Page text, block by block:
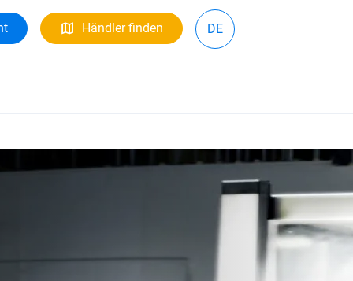
Händler finden DE